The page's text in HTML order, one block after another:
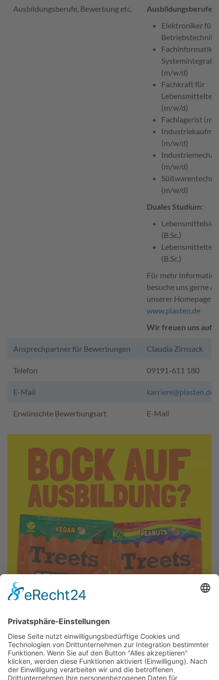
Ausbildungsberufe, Bewerbung etc.
Ausbildungsberufe:
Elektroniker für
Betriebstechnik
(m/w/d)
Fachkraft für
(m/w/d)
Fachlagerist (m/
(m/w/d)
(m/w/d)
(m/w/d)
Duales Studium:
(B.Sc.)
(B.Sc.)
Für mehr
besuche uns gerne
unserer Homepage
www.piasten.de
Wir freuen uns auf
Ansprechpartner für Bewerbungen Claudia Zirnsack
Telefon 09191-611 180
E-Mail karriere@piasten.de
Erwünschte Bewerbungsart E-Mail